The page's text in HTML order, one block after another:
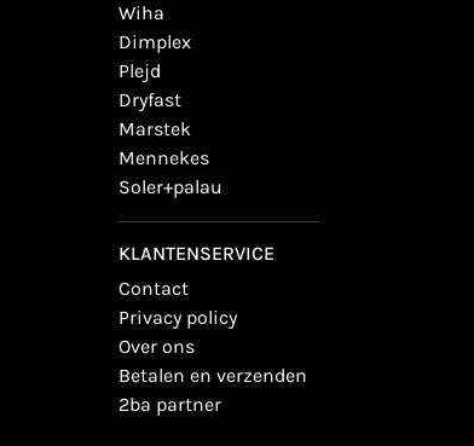
wiha
dimplex
plejd
dryfast
marstek
mennekes
soler+palau
KLANTENSERVICE
contact
privacy policy
over ons
betalen en verzenden
2ba partner